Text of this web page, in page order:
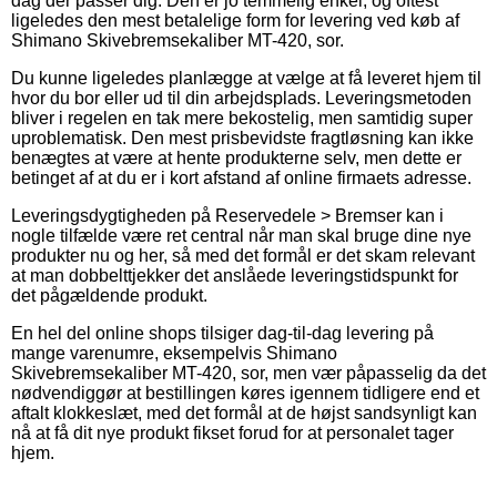
ligeledes den mest betalelige form for levering ved køb af
Shimano Skivebremsekaliber MT-420, sor.
Du kunne ligeledes planlægge at vælge at få leveret hjem til
hvor du bor eller ud til din arbejdsplads. Leveringsmetoden
bliver i regelen en tak mere bekostelig, men samtidig super
uproblematisk. Den mest prisbevidste fragtløsning kan ikke
benægtes at være at hente produkterne selv, men dette er
betinget af at du er i kort afstand af online firmaets adresse.
Leveringsdygtigheden på Reservedele > Bremser kan i
nogle tilfælde være ret central når man skal bruge dine nye
produkter nu og her, så med det formål er det skam relevant
at man dobbelttjekker det anslåede leveringstidspunkt for
det pågældende produkt.
En hel del online shops tilsiger dag-til-dag levering på
mange varenumre, eksempelvis Shimano
Skivebremsekaliber MT-420, sor, men vær påpasselig da det
nødvendiggør at bestillingen køres igennem tidligere end et
aftalt klokkeslæt, med det formål at de højst sandsynligt kan
nå at få dit nye produkt fikset forud for at personalet tager
hjem.